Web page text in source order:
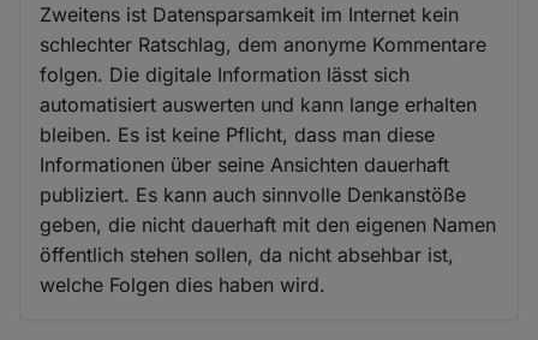
Zweitens ist Datensparsamkeit im Internet kein
schlechter Ratschlag, dem anonyme Kommentare
folgen. Die digitale Information lässt sich
automatisiert auswerten und kann lange erhalten
bleiben. Es ist keine Pflicht, dass man diese
Informationen über seine Ansichten dauerhaft
publiziert. Es kann auch sinnvolle Denkanstöße
geben, die nicht dauerhaft mit den eigenen Namen
öffentlich stehen sollen, da nicht absehbar ist,
welche Folgen dies haben wird.